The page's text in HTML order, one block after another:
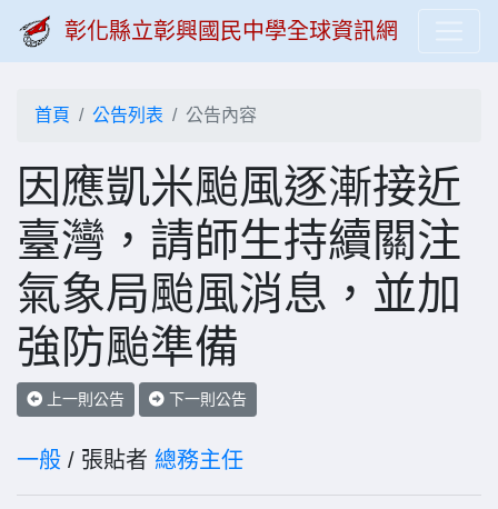
彰化縣立彰興國民中學全球資訊網
首頁 公告列表 公告內容
因應凱米颱風逐漸接近
臺灣，請師生持續關注
氣象局颱風消息，並加
強防颱準備
上一則公告 下一則公告
一般 / 張貼者 總務主任